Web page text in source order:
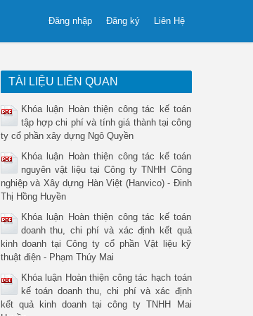
Liên Hệ
Đăng ký
Đăng nhập
TÀI LIỆU LIÊN QUAN
Khóa luận Hoàn thiện công tác kế toán
tập hợp chi phí và tính giá thành tại công
ty cổ phần xây dựng Ngô Quyền
Khóa luận Hoàn thiện công tác kế toán
nguyên vật liệu tại Công ty TNHH Công
nghiệp và Xây dựng Hàn Việt (Hanvico) - Đinh
Thị Hồng Huyền
Khóa luận Hoàn thiện công tác kế toán
doanh thu, chi phí và xác định kết quả
kinh doanh tại Công ty cổ phần Vật liệu kỹ
thuật điện - Phạm Thúy Mai
Khóa luận Hoàn thiện công tác hạch toán
kế toán doanh thu, chi phí và xác định
kết quả kinh doanh tại công ty TNHH Mai